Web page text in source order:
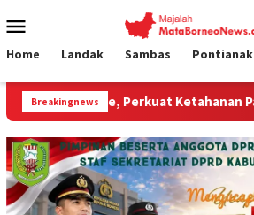
ke
Mobile
Home Landak Sambas Pontianak
Breakingnews
Ketahanan Pangan Nasional.”